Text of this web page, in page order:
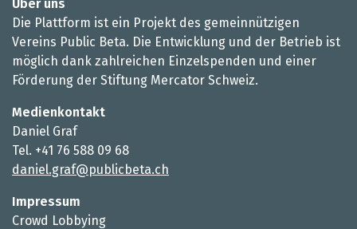
Über uns
Die Plattform ist ein Projekt des gemeinnützigen
Vereins Public Beta. Die Entwicklung und der Betrieb ist
möglich dank zahlreichen Einzelspenden und einer
Förderung der Stiftung Mercator Schweiz.
Medienkontakt
Daniel Graf
Tel. +41 76 588 09 68
daniel.graf@publicbeta.ch
Impressum
Crowd Lobbying